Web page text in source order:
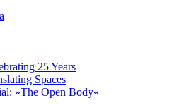
25 Years
Spaces
»The Open Body«